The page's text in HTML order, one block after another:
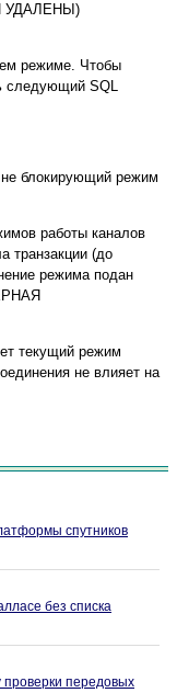
режиме. Чтобы
следующий SQL
блокирующий режим
работы каналов
транзакции (до
режима подан
текущий режим
не влияет на
спутников
без списка
передовых